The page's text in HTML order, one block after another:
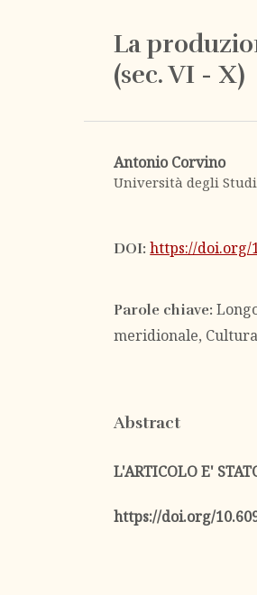
La
(sec. VI - X)
Antonio Corvino
Università degli
DOI:https://doi.org/
Parole chiave:
meridionale, Cultura
Abstract
L'ARTICOLO E'
https://doi.org/